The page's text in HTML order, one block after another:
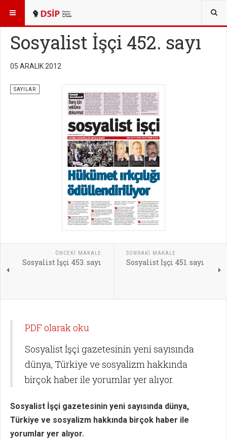
BURADASINIZ: YAYINLAR
Sosyalist İşçi 452. sayı
05 ARALIK 2012
SAYILAR
ÖNCEKI MAKALE
Sosyalist İşçi 453. sayı
SONRAKI MAKALE
Sosyalist İşçi 451. sayı
PDF olarak oku
Sosyalist İşçi gazetesinin yeni sayısında
dünya, Türkiye ve sosyalizm hakkında
birçok haber ile yorumlar yer alıyor.
Sosyalist İşçi gazetesinin yeni sayısında dünya,
Türkiye ve sosyalizm hakkında birçok haber ile
yorumlar yer alıyor.